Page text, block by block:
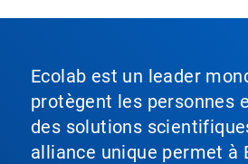
Ecolab est un leader
protègent les personnes
des solutions
alliance unique permet à